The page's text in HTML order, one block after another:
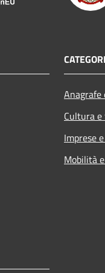
Cultura
Imprese
Mobilità